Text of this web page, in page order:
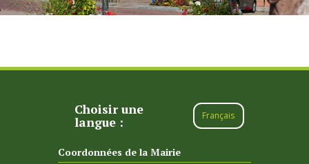
Choisir une
langue :
Français
Coordonnées de la Mairie